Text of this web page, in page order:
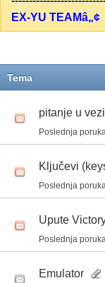
EX-YU TEAMâ„¢
Tema
pitanje u
Poslednja
Ključevi
Poslednja
Upute
Poslednja
Emulator